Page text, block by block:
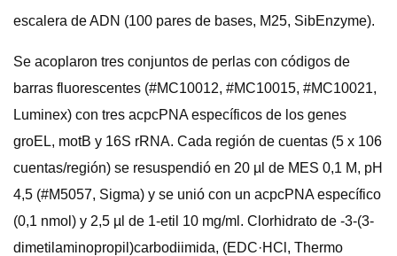
escalera de ADN (100 pares de bases, M25, SibEnzyme).
Se acoplaron tres conjuntos de perlas con códigos de
barras fluorescentes (#MC10012, #MC10015, #MC10021,
Luminex) con tres acpcPNA específicos de los genes
groEL, motB y 16S rRNA. Cada región de cuentas (5 x 106
cuentas/región) se resuspendió en 20 µl de MES 0,1 M, pH
4,5 (#M5057, Sigma) y se unió con un acpcPNA específico
(0,1 nmol) y 2,5 µl de 1-etil 10 mg/ml. Clorhidrato de -3-(3-
dimetilaminopropil)carbodiimida, (EDC·HCl, Thermo